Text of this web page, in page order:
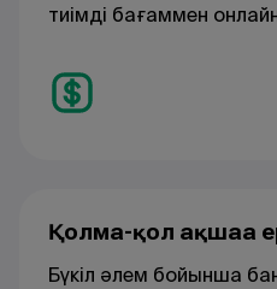
тиімді бағаммен
Қолма-қол ақшаға
Бүкіл әлем бойынша